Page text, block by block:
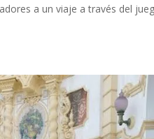
a un viaje a través del